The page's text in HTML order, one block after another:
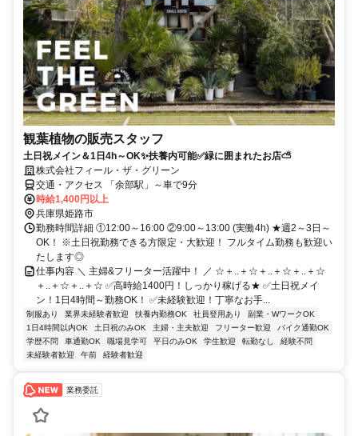
観葉植物の販売スタッフ
土日祝メイン＆1日4h～OK✨扶養内可能✅緑に囲まれたお店⛅
株式会社フィール・ザ・グリーン
交通・アクセス 「余部駅」～車で9分
時給1,400円以上
兵庫県姫路市
勤務時間詳細 ①12:00～16:00 ②9:00～13:00 (実働4h) ★週2～3日～
OK！ ※土日祝勤務できる方限定・大歓迎！ フルタイム勤務も歓迎い
たします◎
仕事内容 ＼ 主婦&フリーター活躍中！ ／ ☆＋..＋☆＋..＋☆＋..＋☆
＋..＋☆＋..＋☆ ✅高時給1400円！しっかり稼げる★ ✅土日祝メイ
ン！1日4時間～勤務OK！ ✅未経験歓迎！丁寧なお手...
制服あり 業界未経験者歓迎 扶養内勤務OK 社員登用あり
副業・WワークOK
1日4時間以内OK
土日祝のみOK 主婦・主夫歓迎 フリーター歓迎
バイク通勤OK
学歴不問
車通勤OK 職場見学可 平日のみOK 学生歓迎 転勤なし
経験不問
未経験者歓迎
午前 経験者歓迎
業務委託